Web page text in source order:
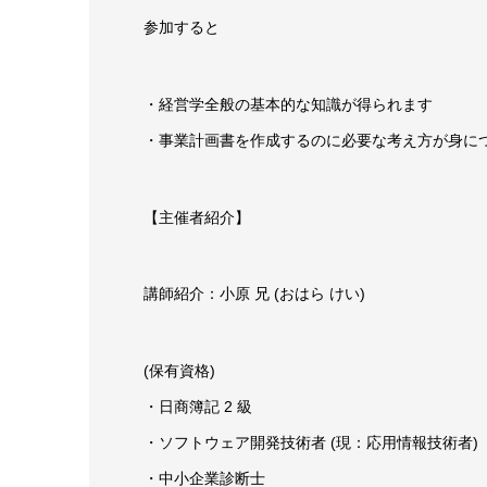
参加すると
・経営学全般の基本的な知識が得られます
・事業計画書を作成するのに必要な考え方が身に
【主催者紹介】
講師紹介：小原 兄 (おはら けい)
(保有資格)
・日商簿記 2 級
・ソフトウェア開発技術者 (現：応用情報技術者)
・中小企業診断士